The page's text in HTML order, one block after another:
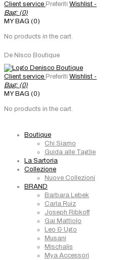
Client service Preferiti Wishlist -
Bag: (0)
MY BAG (0)
No products in the cart.
De Nisco Boutique
Client service Preferiti Wishlist -
Bag: (0)
MY BAG (0)
No products in the cart.
Boutique
Chi Siamo
Guida alle Taglie
La Sartoria
Collezione
Nuove Collezioni
BRAND
Barbara Lebek
Carla Ruiz
Joseph Ribkoff
Gai Mattiolo
Leo & Ugo
Musani
Mischalis
Mya Accessori